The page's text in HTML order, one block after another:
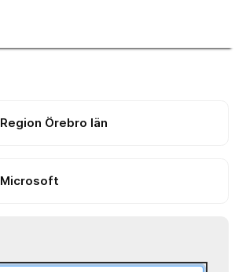
Region Örebro län
Microsoft